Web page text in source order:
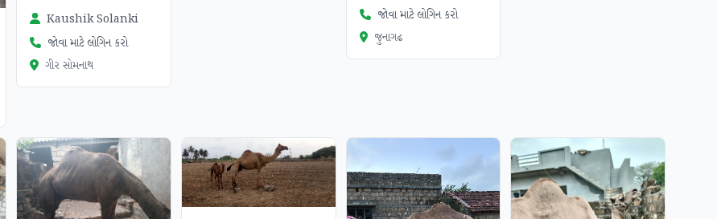
Kaushik Solanki
જોવા માટે લોગિન કરો
ગીર સોમનાથ
જોવા માટે લોગિન કરો
જુનાગઢ